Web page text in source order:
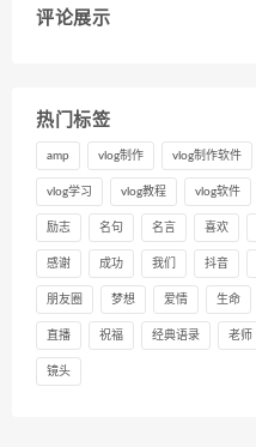
评论展示
热门标签
amp vlog制作 vlog制作软件
vlog学习 vlog教程 vlog软件
励志 名句 名言 喜欢
感谢 成功 我们 抖音
朋友圈 梦想 爱情 生命
直播 祝福 经典语录 老师
镜头